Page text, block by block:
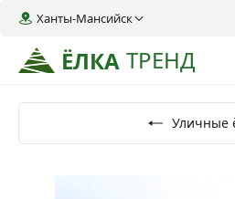
ЁЛКА ТРЕНД
Ханты-Мансийск
Уличные